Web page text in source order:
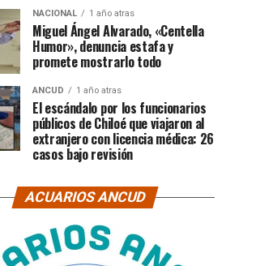
NACIONAL 1 año atras
Miguel Ángel Alvarado, «Centella
Humor», denuncia estafa y
promete mostrarlo todo
ANCUD 1 año atras
El escándalo por los funcionarios
públicos de Chiloé que viajaron al
extranjero con licencia médica: 26
casos bajo revisión
ACUARIOS ANCUD